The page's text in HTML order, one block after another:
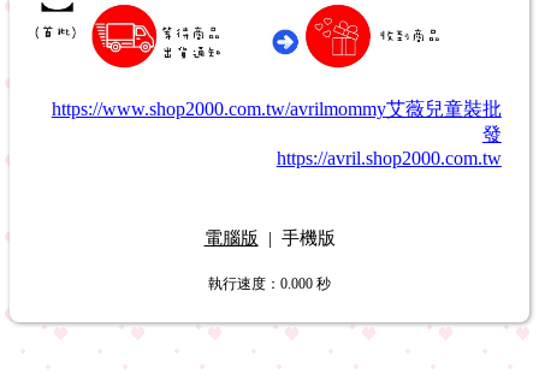
https://www.shop2000.com.tw/avrilmommy艾薇兒童裝批
發
https://avril.shop2000.com.tw
電腦版 | 手機版
執行速度 ：0.000 秒